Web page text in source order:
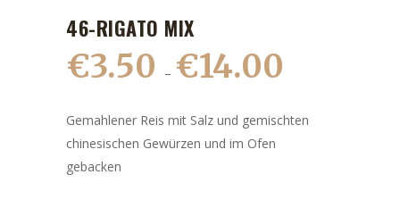
46-RIGATO MIX
€3.50 – €14.00
Gemahlener Reis mit Salz und gemischten
chinesischen Gewürzen und im Ofen
gebacken